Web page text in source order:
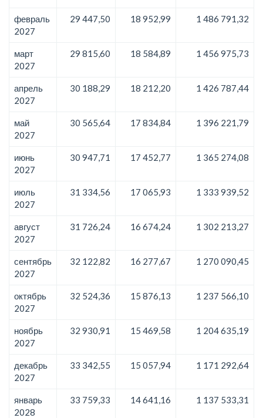
февраль
2027
29 447,50 18 952,99 1 486 791,32
март
2027
29 815,60 18 584,89 1 456 975,73
апрель
2027
30 188,29 18 212,20 1 426 787,44
май
2027
30 565,64 17 834,84 1 396 221,79
июнь
2027
30 947,71 17 452,77 1 365 274,08
июль
2027
31 334,56 17 065,93 1 333 939,52
август
2027
31 726,24 16 674,24 1 302 213,27
сентябрь
2027
32 122,82 16 277,67 1 270 090,45
октябрь
2027
32 524,36 15 876,13 1 237 566,10
ноябрь
2027
32 930,91 15 469,58 1 204 635,19
декабрь
2027
33 342,55 15 057,94 1 171 292,64
январь
2028
33 759,33 14 641,16 1 137 533,31